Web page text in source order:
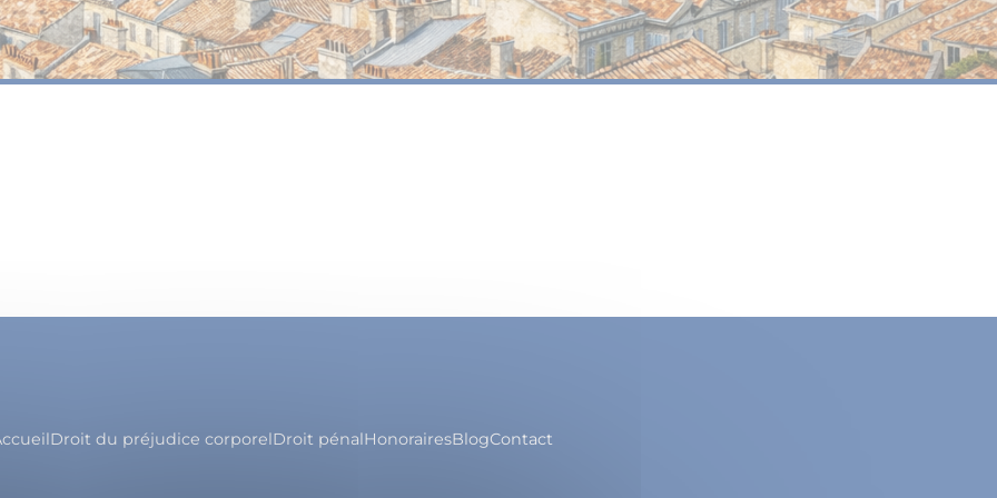
Droit du préjudice corporelDroit pénalHonorairesBlogContact